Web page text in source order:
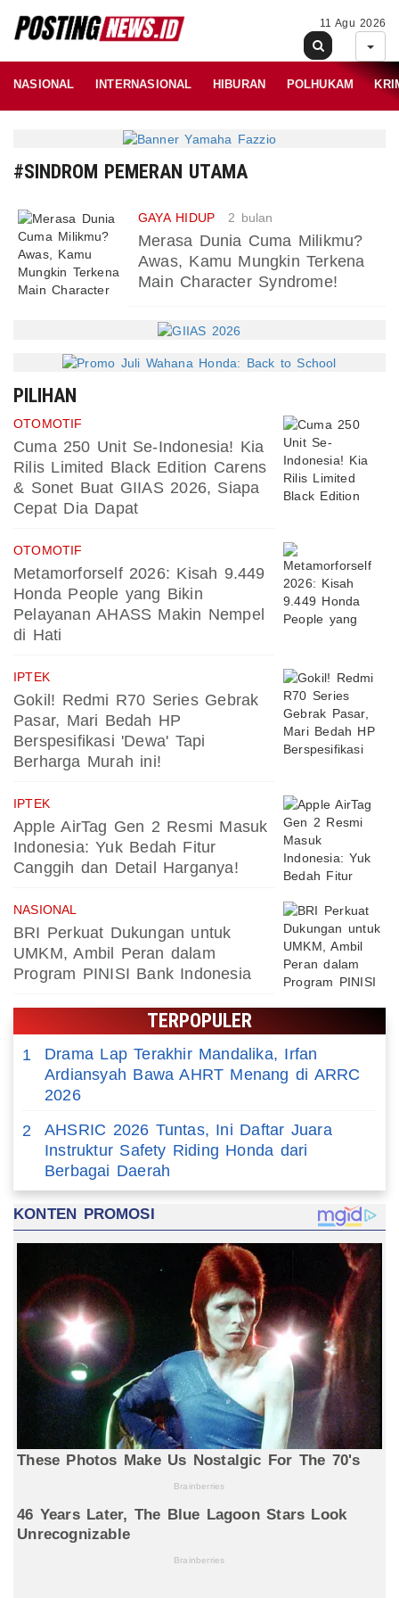
11 Agu 2026
NASIONAL INTERNASIONAL HIBURAN POLHUKAM
#SINDROM PEMERAN UTAMA
GAYA HIDUP 2 bulan
Merasa Dunia Cuma Milikmu?
Awas, Kamu Mungkin Terkena
Main Character Syndrome!
PILIHAN
OTOMOTIF
Cuma 250 Unit Se-Indonesia! Kia
Rilis Limited Black Edition Carens
& Sonet Buat GIIAS 2026, Siapa
Cepat Dia Dapat
OTOMOTIF
Metamorforself 2026: Kisah 9.449
Honda People yang Bikin
Pelayanan AHASS Makin Nempel
di Hati
IPTEK
Gokil! Redmi R70 Series Gebrak
Pasar, Mari Bedah HP
Berspesifikasi 'Dewa' Tapi
Berharga Murah ini!
IPTEK
Apple AirTag Gen 2 Resmi Masuk
Indonesia: Yuk Bedah Fitur
Canggih dan Detail Harganya!
NASIONAL
BRI Perkuat Dukungan untuk
UMKM, Ambil Peran dalam
Program PINISI Bank Indonesia
TERPOPULER
1
Drama Lap Terakhir Mandalika, Irfan
Ardiansyah Bawa AHRT Menang di ARRC
2026
2
AHSRIC 2026 Tuntas, Ini Daftar Juara
Instruktur Safety Riding Honda dari
Berbagai Daerah